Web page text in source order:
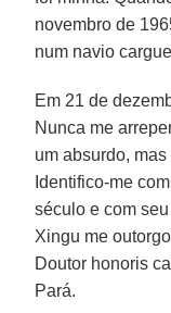
novembro de
num navio
Em 21 de
Nunca me
um absurdo,
Identifico-me
século e com
Xingu me
Doutor honoris
Pará.